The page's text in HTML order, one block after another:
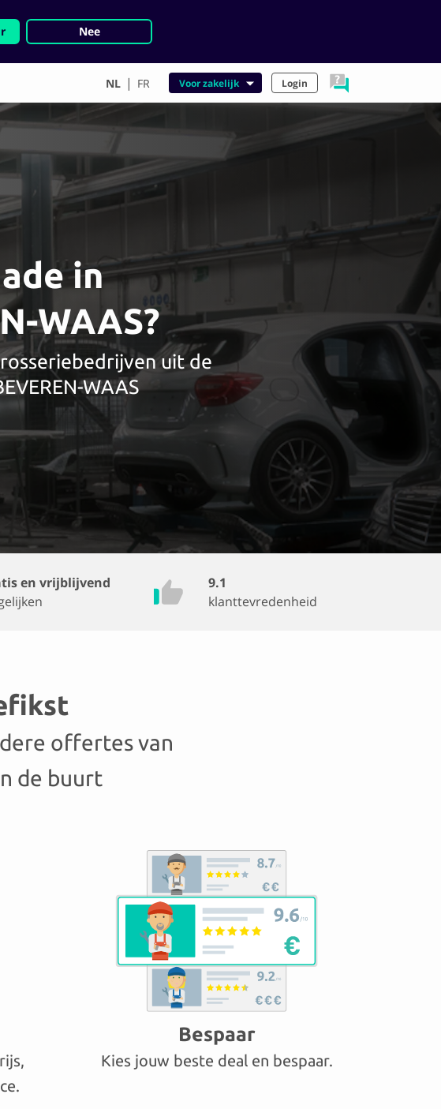
Nee
NL | FR Voor zakelijk Login
in
WAAS?
uit de
WAAS
en vrijblijvend
9.1
klanttevredenheid
offertes van
de buurt
Bespaar
Kies jouw beste deal en bespaar.